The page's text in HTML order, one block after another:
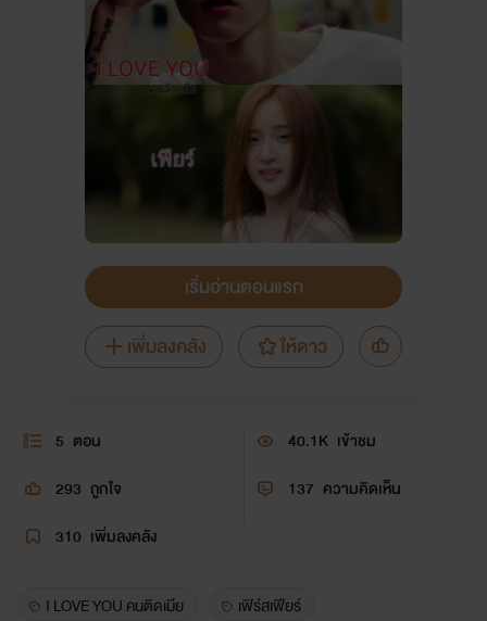
เริ่มอ่านตอนแรก
เพิ่มลงคลัง
ให้ดาว
5 ตอน 40.1K เข้าชม
293 ถูกใจ 137 ความคิดเห็น
310 เพิ่มลงคลัง
I LOVE YOU คนติดเมีย เฟิร์สเฟียร์